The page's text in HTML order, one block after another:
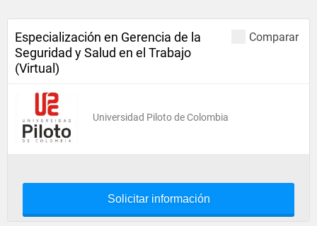
Comparar
Especialización en Gerencia de la
Seguridad y Salud en el Trabajo
(Virtual)
Universidad Piloto de Colombia
Solicitar información